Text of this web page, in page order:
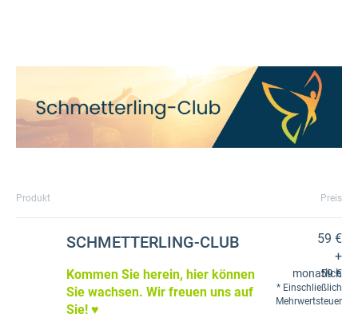
Produkt Preis
SCHMETTERLING-CLUB
Kommen Sie herein, hier können
Sie wachsen. Wir freuen uns auf
Sie! ♥️
59 €
+
59 €
monatlich
Einschließlich
Mehrwertsteuer